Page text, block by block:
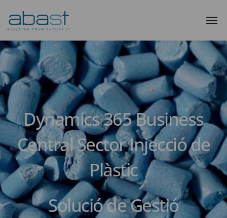
Dynamics 365 Business
Central Sector Injecció de
Plàstic
Solució de Gestió